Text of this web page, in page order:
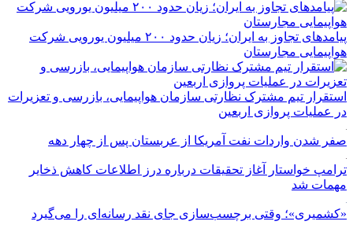
پیامدهای تجاوز به ایران؛ زیان حدود ۲۰۰ میلیون یورویی شرکت
هواپیمایی مجارستان
استقرار تیم مشترک نظارتی سازمان هواپیمایی، بازرسی و تعزیرات
در عملیات پروازی اربعین
صفر شدن واردات نفت آمریکا از عربستان پس از چهار دهه
ترامپ خواستار آغاز تحقیقات درباره درز اطلاعات کاهش ذخایر
مهمات شد
«کشمیری»؛ وقتی برچسب‌سازی جای نقد رسانه‌ای را می‌گیرد